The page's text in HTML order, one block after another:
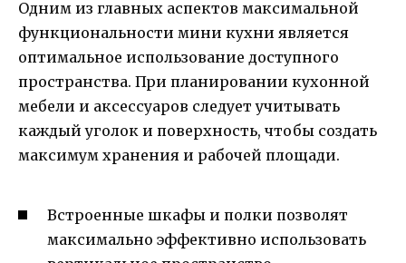
Одним из главных аспектов максимальной
функциональности мини кухни является
оптимальное использование доступного
пространства. При планировании кухонной
мебели и аксессуаров следует учитывать
каждый уголок и поверхность, чтобы создать
максимум хранения и рабочей площади.
Встроенные шкафы и полки позволят
максимально эффективно использовать